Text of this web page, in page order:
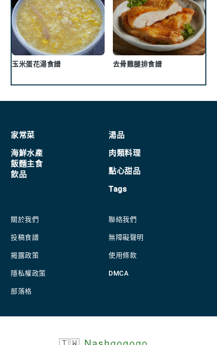
玉米蛋花湯食譜 去骨雞腿排食譜
家常菜
海鮮水產
飯麵主食
飲品
湯品
肉類料理
點心甜品
Tags
關於我們
投稿食譜
揭露政策
隱私權政策
部落格
聯絡我們
無障礙聲明
使用條款
DMCA